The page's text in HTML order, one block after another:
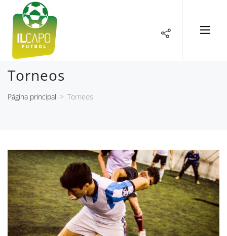
Torneos
Página principal > Torneos